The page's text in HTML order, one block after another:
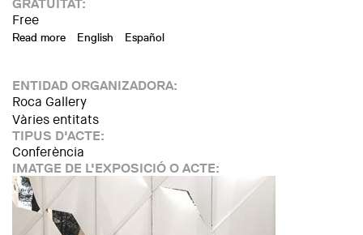
GRATUÏTAT:
Free
Read more about 'Leaving no one behind', en el marc del Dia Mundial
English Español
ENTIDAD ORGANIZADORA:
Roca Gallery
Vàries entitats
TIPUS D'ACTE:
Conferència
IMATGE DE L'EXPOSICIÓ O ACTE: